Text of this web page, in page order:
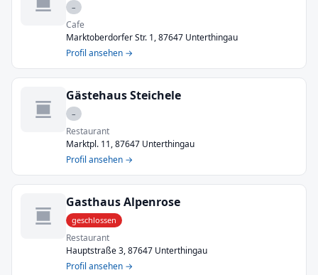
–
Cafe
Marktoberdorfer Str. 1, 87647 Unterthingau
Profil ansehen →
Gästehaus Steichele
–
Restaurant
Marktpl. 11, 87647 Unterthingau
Profil ansehen →
Gasthaus Alpenrose
geschlossen
Restaurant
Hauptstraße 3, 87647 Unterthingau
Profil ansehen →